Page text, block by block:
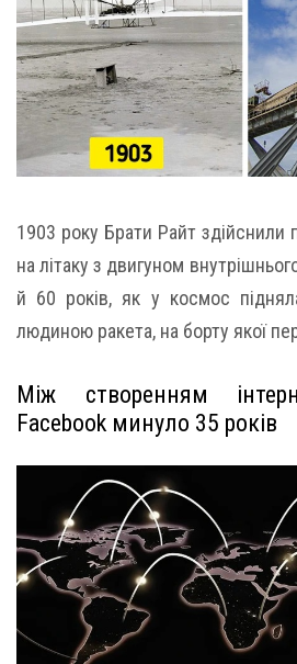
1903 року Брати Райт здійснили
на літаку з двигуном
й 60 років, як у космос
людиною ракета, на борту якої
Між створенням
Facebook минуло 35 років